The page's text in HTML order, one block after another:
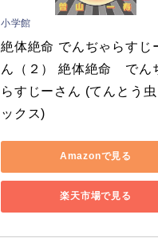
小学館
絶体絶命 でんぢゃらすじ
ん（２） 絶体絶命　でん
らすじーさん (てんとう虫
ックス)
Amazonで見る
楽天市場で見る